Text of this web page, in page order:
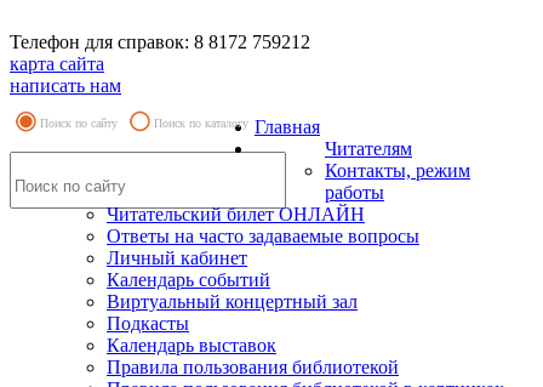
Телефон для справок: 8 8172 759212
карта сайта
написать нам
Поиск по сайту Поиск по каталогу Главная
Читателям
Контакты, режим
работы
Читательский билет ОНЛАЙН
Ответы на часто задаваемые вопросы
Личный кабинет
Календарь событий
Виртуальный концертный зал
Подкасты
Календарь выставок
Правила пользования библиотекой